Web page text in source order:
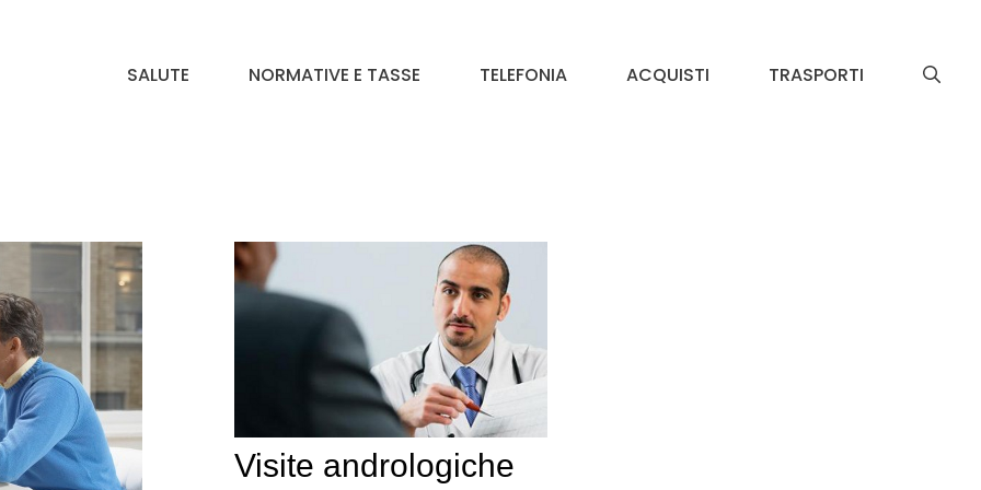
SALUTE NORMATIVE E TASSE TELEFONIA ACQUISTI TRASPORTI
Visite andrologiche